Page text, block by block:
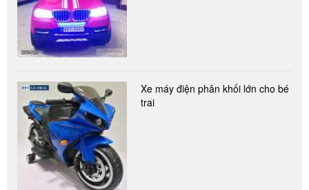
Xe máy điện phân khối lớn cho bé
trai